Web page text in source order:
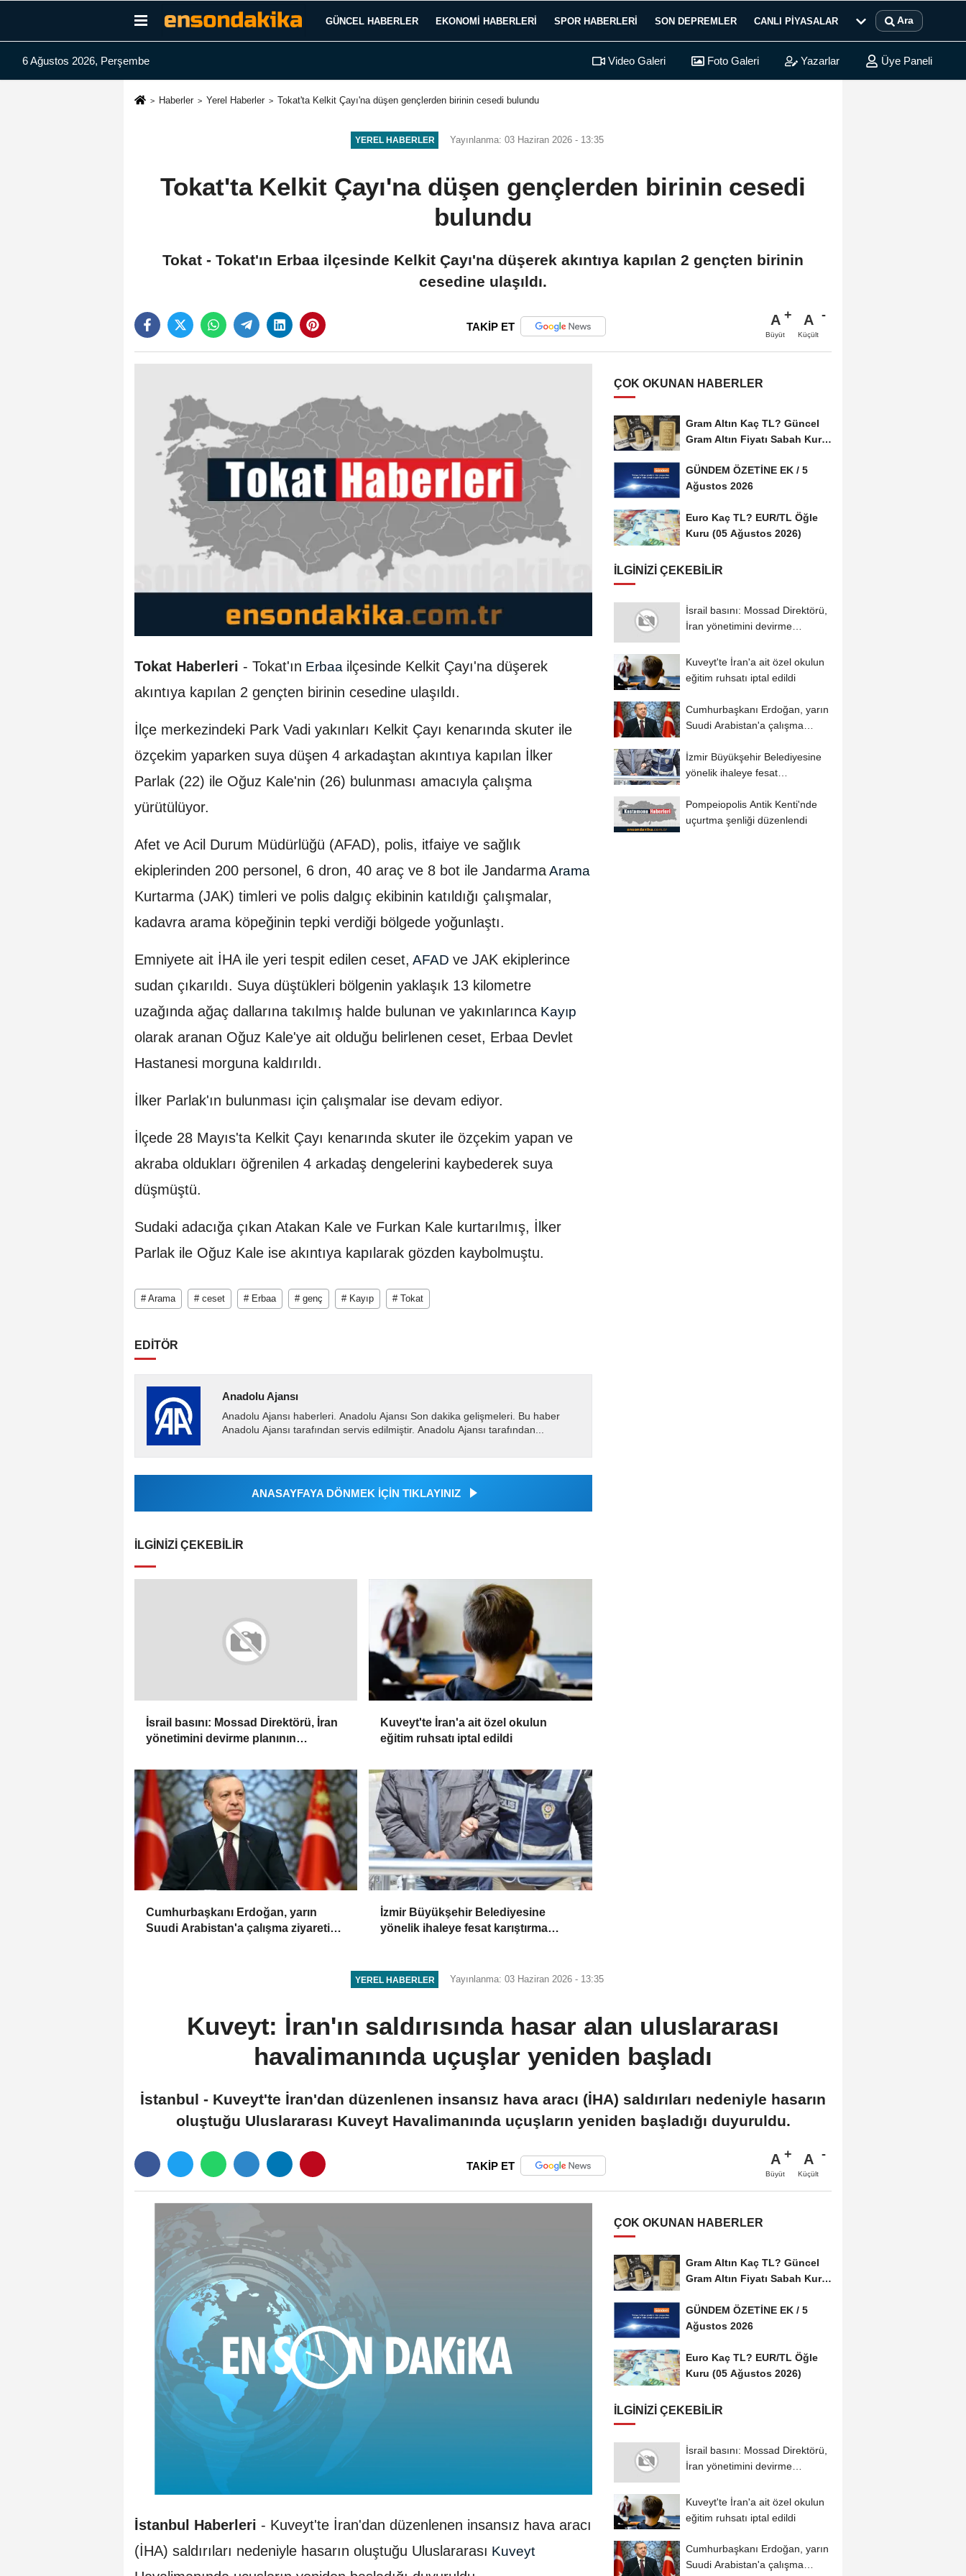
GÜNCEL HABERLER EKONOMI HABERLERI SPOR HABERLERI SON DEPREMLER CANLI PIYASALAR Ara
6 Ağustos 2026, Perşembe Video Galeri Foto Galeri Yazarlar Üye Paneli
Haberler Yerel Haberler Tokat'ta Kelkit Çayı'na düşen gençlerden birinin cesedi bulundu
YEREL HABERLER Yayınlanma: 03 Haziran 2026 - 13:35
Tokat'ta Kelkit Çayı'na düşen gençlerden birinin cesedi
bulundu
Tokat - Tokat'ın Erbaa ilçesinde Kelkit Çayı'na düşerek akıntıya kapılan 2 gençten birinin
cesedine ulaşıldı.
TAKİP ET A
Büyüt
A
Küçült
Tokat Haberleri - Tokat'ın Erbaa ilçesinde Kelkit Çayı'na düşerek
akıntıya kapılan 2 gençten birinin cesedine ulaşıldı.
İlçe merkezindeki Park Vadi yakınları Kelkit Çayı kenarında skuter ile
özçekim yaparken suya düşen 4 arkadaştan akıntıya kapılan İlker
Parlak (22) ile Oğuz Kale'nin (26) bulunması amacıyla çalışma
yürütülüyor.
Afet ve Acil Durum Müdürlüğü (AFAD), polis, itfaiye ve sağlık
ekiplerinden 200 personel, 6 dron, 40 araç ve 8 bot ile JandarmaArama
Kurtarma (JAK) timleri ve polis dalgıç ekibinin katıldığı çalışmalar,
kadavra arama köpeğinin tepki verdiği bölgede yoğunlaştı.
Emniyete ait İHA ile yeri tespit edilen ceset, AFAD ve JAK ekiplerince
sudan çıkarıldı. Suya düştükleri bölgenin yaklaşık 13 kilometre
uzağında ağaç dallarına takılmış halde bulunan ve yakınlarınca Kayıp
olarak aranan Oğuz Kale'ye ait olduğu belirlenen ceset, Erbaa Devlet
Hastanesi morguna kaldırıldı.
İlker Parlak'ın bulunması için çalışmalar ise devam ediyor.
İlçede 28 Mayıs'ta Kelkit Çayı kenarında skuter ile özçekim yapan ve
akraba oldukları öğrenilen 4 arkadaş dengelerini kaybederek suya
düşmüştü.
Sudaki adacığa çıkan Atakan Kale ve Furkan Kale kurtarılmış, İlker
Parlak ile Oğuz Kale ise akıntıya kapılarak gözden kaybolmuştu.
# Arama # ceset # Erbaa # genç # Kayıp # Tokat
EDİTÖR
Anadolu Ajansı
Anadolu Ajansı haberleri. Anadolu Ajansı Son dakika gelişmeleri. Bu haber
Anadolu Ajansı tarafından servis edilmiştir. Anadolu Ajansı tarafından...
ANASAYFAYA DÖNMEK İÇİN TIKLAYINIZ
İLGINIZI ÇEKEBILIR
İsrail basını: Mossad Direktörü, İran
yönetimini devirme planının
görevden aldı
Kuveyt'te İran'a ait özel okulun
eğitim ruhsatı iptal edildi
Cumhurbaşkanı Erdoğan, yarın
Suudi Arabistan'a çalışma ziyareti
İzmir Büyükşehir Belediyesine
yönelik ihaleye fesat karıştırma
ÇOK OKUNAN HABERLER
Gram Altın Kaç TL? Güncel
Gram Altın Fiyatı Sabah Kuru
GÜNDEM ÖZETİNE EK / 5
Ağustos 2026
Euro Kaç TL? EUR/TL Öğle
Kuru (05 Ağustos 2026)
İLGINIZI ÇEKEBILIR
İsrail basını: Mossad Direktörü,
İran yönetimini devirme
Kuveyt'te İran'a ait özel okulun
eğitim ruhsatı iptal edildi
Cumhurbaşkanı Erdoğan, yarın
Suudi Arabistan'a çalışma
İzmir Büyükşehir Belediyesine
yönelik ihaleye fesat
Pompeiopolis Antik Kenti'nde
uçurtma şenliği düzenlendi
YEREL HABERLER Yayınlanma: 03 Haziran 2026 - 13:35
Kuveyt: İran'ın saldırısında hasar alan uluslararası
havalimanında uçuşlar yeniden başladı
İstanbul - Kuveyt'te İran'dan düzenlenen insansız hava aracı (İHA) saldırıları nedeniyle hasarın
oluştuğu Uluslararası Kuveyt Havalimanında uçuşların yeniden başladığı duyuruldu.
TAKİP ET A
Büyüt
A
Küçült
İstanbul Haberleri - Kuveyt'te İran'dan düzenlenen insansız hava aracı
(İHA) saldırıları nedeniyle hasarın oluştuğu Uluslararası Kuveyt
ÇOK OKUNAN HABERLER
Gram Altın Kaç TL? Güncel
Gram Altın Fiyatı Sabah Kuru
GÜNDEM ÖZETİNE EK / 5
Ağustos 2026
Euro Kaç TL? EUR/TL Öğle
Kuru (05 Ağustos 2026)
İLGINIZI ÇEKEBILIR
İsrail basını: Mossad Direktörü,
İran yönetimini devirme
Kuveyt'te İran'a ait özel okulun
eğitim ruhsatı iptal edildi
Cumhurbaşkanı Erdoğan, yarın
Suudi Arabistan'a çalışma